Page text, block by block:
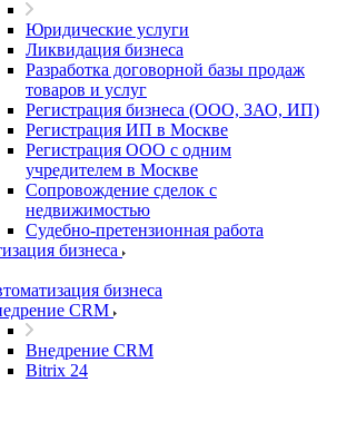
Юридические услуги
Ликвидация бизнеса
Разработка договорной базы продаж
товаров и услуг
Регистрация бизнеса (ООО, ЗАО, ИП)
Регистрация ИП в Москве
Регистрация ООО с одним
учредителем в Москве
Сопровождение сделок с
недвижимостью
Судебно-претензионная работа
бизнеса
бизнеса
CRM
Внедрение CRM
Bitrix 24